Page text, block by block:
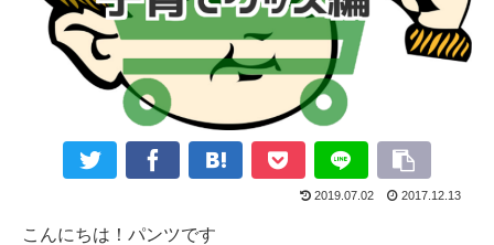
2019.07.02 2017.12.13
こんにちは！パンツです